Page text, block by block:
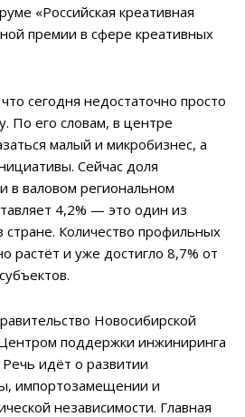
«Российская креативная
премии в сфере креативных
сегодня недостаточно просто
По его словам, в центре
малый и микробизнес, а
Сейчас доля
в валовом региональном
4,2% — это один из
стране. Количество профильных
растёт и уже достигло 8,7% от
Новосибирской
поддержки инжиниринга
идёт о развитии
импортозамещении и
независимости. Главная